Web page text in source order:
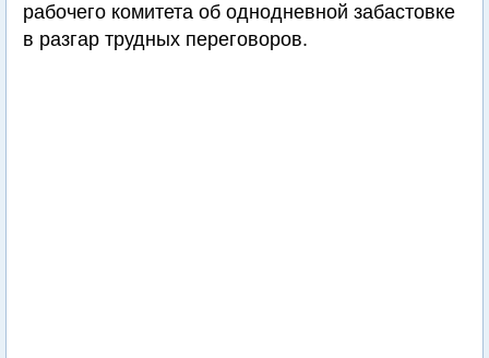
рабочего комитета об однодневной забастовке
в разгар трудных переговоров.